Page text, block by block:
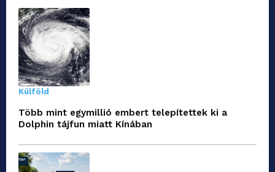
Külföld
Több mint egymillió embert telepítettek ki a
Dolphin tájfun miatt Kínában